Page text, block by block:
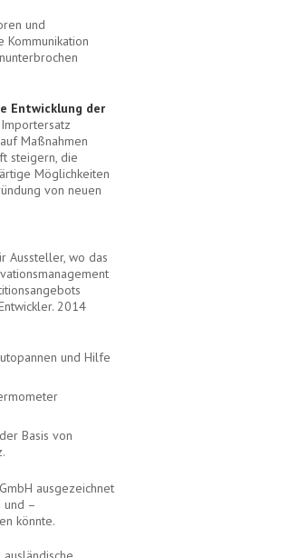
und
Kommunikation
Entwicklung der
Maßnahmen
steigern, die
Möglichkeiten
von neuen
Aussteller, wo das
2014
und Hilfe
Basis von
ausgezeichnet
und –
könnte.